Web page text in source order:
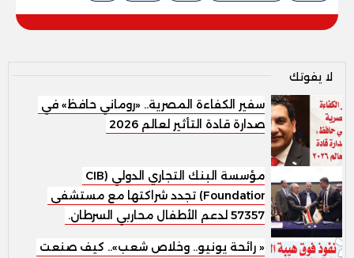
لا يفوتك
سفير الكفاءة المصرية.. «روماني حافظ» في
صدارة قادة التأثير لعالم 2026
مؤسسة البنك التجاري الدولي (CIB
Foundation) تجدد شراكتها مع مستشفى
57357 لدعم الأطفال محاربي السرطان.
« رائحة يونيو.. وخلاص شعب».. كيف صنعت